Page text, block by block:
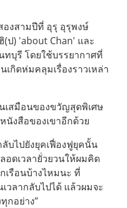
องสามปีที่ อุรุ อุรุพงษ์
ป) 'about Chan' และ
บุรี โดยใช้บรรยากาศที่
กิดห่มคลุมเรื่องราวเหล่า
เสมือนของขวัญสุดพิเศษ
นังสือของเขาอีกด้วย
บไปยังยุคเฟื่องฟูยุคนั้น
อดเวลายั่วยวนให้ผมคิด
เรือนบ้างไหมนะ ที่
วลากลับไปได้ แล้วผมจะ
กอย่าง”